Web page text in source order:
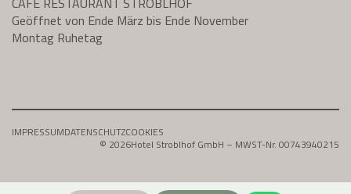
Geöffnet von Ende März bis Ende November
Montag Ruhetag
IMPRESSUMDATENSCHUTZCOOKIES
© 2026Hotel Stroblhof GmbH – MWST-Nr. 00743940215